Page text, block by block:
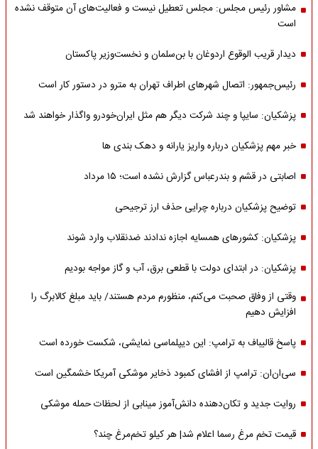
مشاور رئیس مجلس: مجلس تعطیل نیست و فعالیت‌های آن متوقف نشده
است
دیدار قریب الوقوع اردوغان با بن‌سلمان و نخست‌وزیر پاکستان
رئیس‌جمهور: اتصال شهرهای اطراف تهران به مترو در دستور کار است
پزشکیان: سایپا و چند شرکت دیگر هم مثل ایران‌خودرو واگذار خواهند شد
خبر مهم پزشکیان درباره واریز یارانه و دهک بندی ها
اصابتی در قشم و بندرعباس گزارش نشده است؛ ۱۵ مرداد
توضیح پزشکیان درباره چرایی حذف ارز ترجیحی
پزشکیان: کشورهای همسایه اجازه ندادند ضدنقلاب وارد شوند
پزشکیان: در ابتدای دولت با قطعی برق، آب و گاز مواجه بودیم
وقتی از وفاق صحبت می‌کنم، منظورم مردم هستند/ باید مبلغ کالابرگ را
افزایش دهیم
پاسخ قالیباف به ترامپ: این دیپلماسی نمایشی، شکست خورده است
سی‌ان‌ان: ترامپ از افشای کمبود ذخایر موشکی آمریکا خشمگین است
روایت جدید و تکان‌دهنده دانش‌آموز مینابی از لحظات حمله موشکی
قیمت تخم مرغ رسما اعلام شد| هر کیلو تخم‌مرغ چند؟